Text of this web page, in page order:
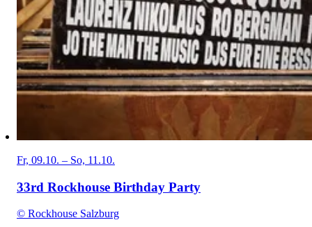
Fr, 09.10. – So, 11.10.
33rd Rockhouse Birthday Party
© Rockhouse Salzburg